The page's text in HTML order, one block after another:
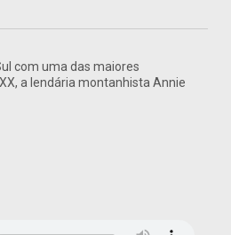
com uma das maiores
a lendária montanhista Annie